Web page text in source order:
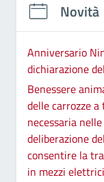
Novità
Anniversario
dichiarazione
Benessere
delle carrozze
necessaria
deliberazione
consentire la
in mezzi elettrici